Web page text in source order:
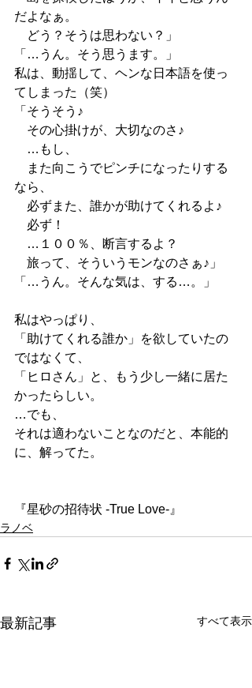
だよなぁ。
どう？そうは思わない？」
「…うん。そう思うます。」
私は、動揺して、ヘンな日本語を使っ
てしまった（笑）
「そうそう♪
その心掛けが、大切なのさ♪
…もし、
また向こうでピンチになったりする
なら、
必ずまた、誰かが助けてくれるよ♪
必ず！
…１００％、断言するよ？
旅って、そういうモンなのさぁ♪」
「…うん。そんな気は、する…。」
私はやっぱり、
「助けてくれる誰か」を欲していたの
ではなくて、
「ヒロさん」と、もう少し一緒に居た
かったらしい。
…でも、
それは適わないことなのだと、本能的
に、解ってた。
『星砂の招待状 -True Love-』
ラノベ
最新記事 すべて表示